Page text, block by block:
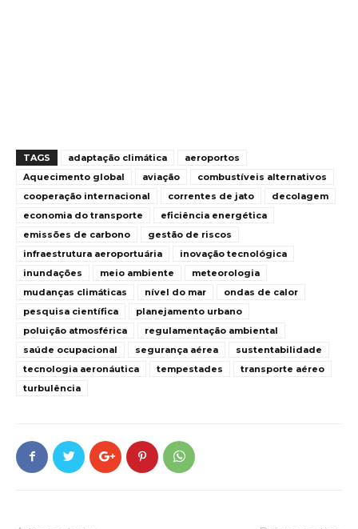
TAGS adaptação climática
aeroportos
Aquecimento global
aviação
combustíveis alternativos
cooperação internacional
correntes de jato
decolagem
economia do transporte
eficiência energética
emissões de carbono
gestão de riscos
infraestrutura aeroportuária
inovação tecnológica
inundações
meio ambiente
meteorologia
mudanças climáticas
nível do mar
ondas de calor
pesquisa científica
planejamento urbano
poluição atmosférica
regulamentação ambiental
saúde ocupacional
segurança aérea
sustentabilidade
tecnologia aeronáutica
tempestades
transporte aéreo
turbulência